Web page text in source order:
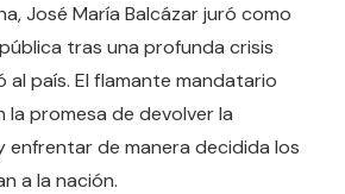
José María Balcázar juró como
tras una profunda crisis
país. El flamante mandatario
la promesa de devolver la
enfrentar de manera decidida los
a la nación.